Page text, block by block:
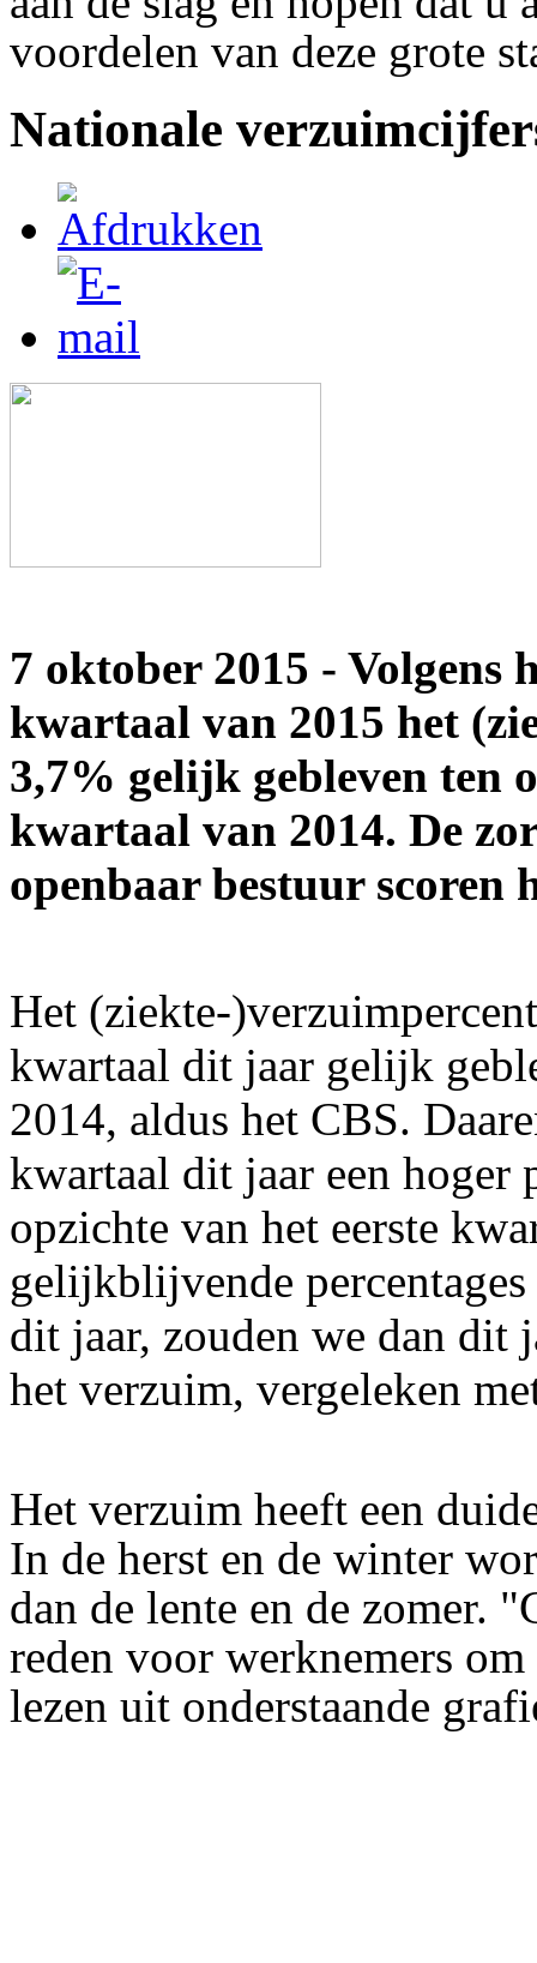
voordelen van deze grote
Nationale
7 oktober 2015 - Volgens
kwartaal van 2015 het
3,7% gelijk gebleven ten
kwartaal van 2014. De
openbaar bestuur scoren
Het (ziekte-
kwartaal dit jaar gelijk
2014, aldus het CBS.
kwartaal dit jaar een hoger
opzichte van het eerste
gelijkblijvende
dit jaar, zouden we dan dit
het verzuim, vergeleken
Het verzuim heeft een
In de herst en de winter
dan de lente en de zomer.
reden voor werknemers
lezen uit onderstaande